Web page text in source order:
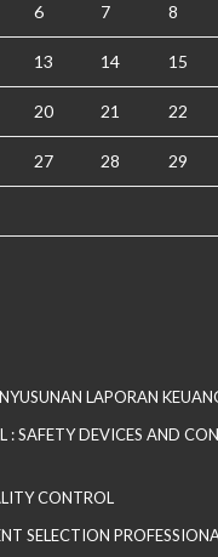
6 7 8
13 14 15
20 21 22
27 28 29
LAPORAN
: SAFETY DEVICES AND
CONTROL
SELECTION